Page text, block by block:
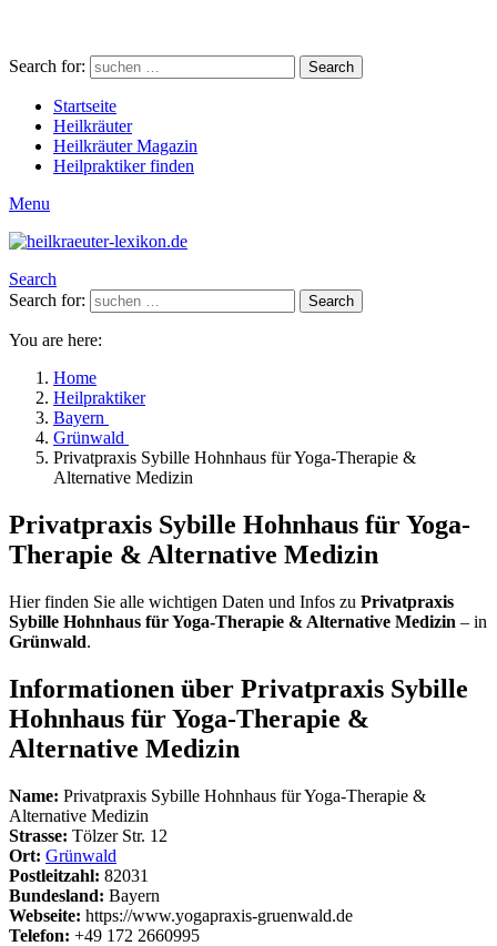
Search for: Search
Startseite
Heilkräuter
Heilkräuter Magazin
Heilpraktiker finden
Menu
Search
Search for:
Search
You are here:
Home
Heilpraktiker
Bayern
Grünwald
Privatpraxis Sybille Hohnhaus für Yoga-Therapie &
Alternative Medizin
Privatpraxis Sybille Hohnhaus für Yoga-
Therapie & Alternative Medizin
Hier finden Sie alle wichtigen Daten und Infos zu Privatpraxis
Sybille Hohnhaus für Yoga-Therapie & Alternative Medizin – in
Grünwald.
Informationen über Privatpraxis Sybille
Hohnhaus für Yoga-Therapie &
Alternative Medizin
Name: Privatpraxis Sybille Hohnhaus für Yoga-Therapie &
Alternative Medizin
Strasse: Tölzer Str. 12
Ort: Grünwald
Postleitzahl: 82031
Bundesland: Bayern
Webseite: https://www.yogapraxis-gruenwald.de
Telefon: +49 172 2660995